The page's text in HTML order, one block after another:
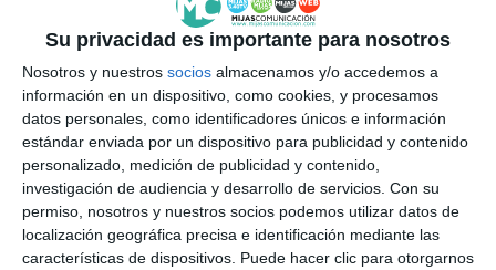
Su privacidad es importante para nosotros
Nosotros y nuestros socios almacenamos y/o accedemos a
información en un dispositivo, como cookies, y procesamos
datos personales, como identificadores únicos e información
estándar enviada por un dispositivo para publicidad y contenido
personalizado, medición de publicidad y contenido,
investigación de audiencia y desarrollo de servicios. Con su
permiso, nosotros y nuestros socios podemos utilizar datos de
localización geográfica precisa e identificación mediante las
características de dispositivos. Puede hacer clic para otorgarnos
Roali organiza su segunda cata
solidaria a favor de Suspiros de
Cuatro Patas
ACTUALIDAD
El último turno del Viaje de
Mayores ya está en casa tras
cuatro días en Huelva
ACTUALIDAD